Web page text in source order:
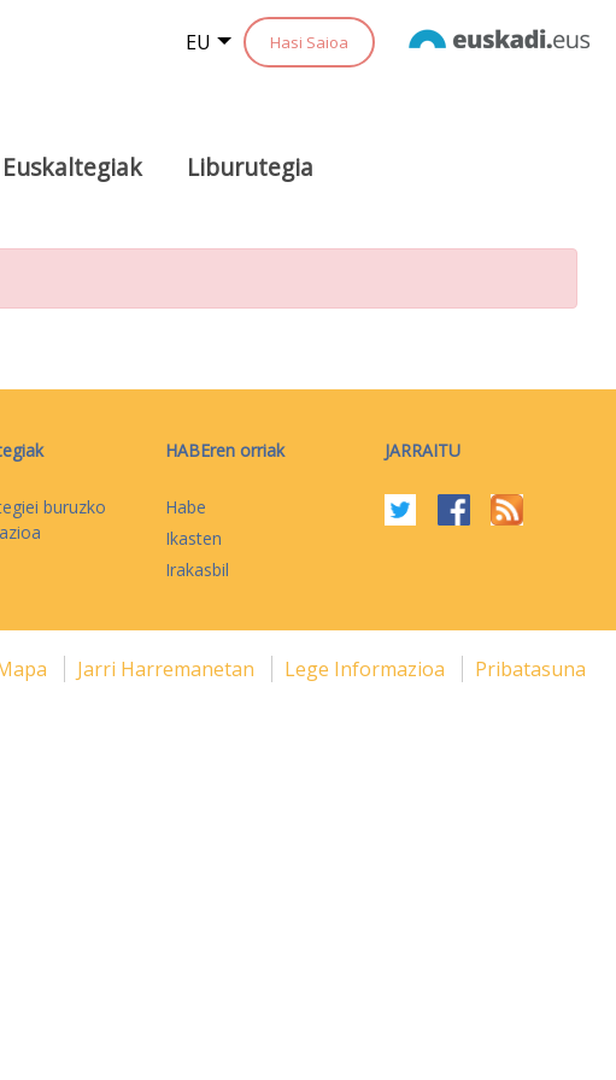
EU Hasi Saioa
Euskaltegiak Liburutegia
buruzko
HABEren orriak
Habe
Ikasten
Irakasbil
JARRAITU
Jarri Harremanetan Lege Informazioa Pribatasuna